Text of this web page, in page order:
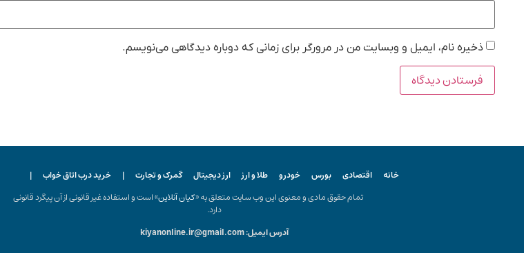
ذخیره نام، ایمیل و وبسایت من در مرورگر برای زمانی که دوباره دیدگاهی می‌نویسم.
خانه اقتصادی بورس خودرو طلا و ارز ارز دیجیتال گمرک و تجارت | خرید درب اتاق خواب
|
تمام حقوق مادی و معنوی این وب سایت متعلق به «کیان آنلاین» است و استفاده غیر قانونی از آن پیگرد قانونی
دارد.
آدرس ایمیل: kiyanonline.ir@gmail.com